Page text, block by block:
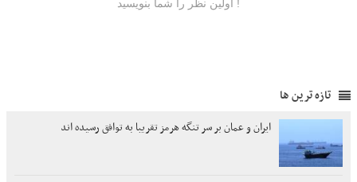
تازه ترین ها
ایران و عمان بر سر تنگه هرمز تقریبا به توافق رسیده اند